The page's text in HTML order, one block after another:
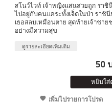
สโนว์ไวท์ เจ้าหญิงแสนสวยถูก รา
ไปอยู่กับคนแคระทั้งเจ็ดในป่า ราชิ
เธอสลบเหมือนตาย สุดท้ายเจ้าชา
อย่างมีความสุข
ดูรายละเอียดเพิ่มเติม
50
หยิบใส่
เพิ่มไปรายการโปรด